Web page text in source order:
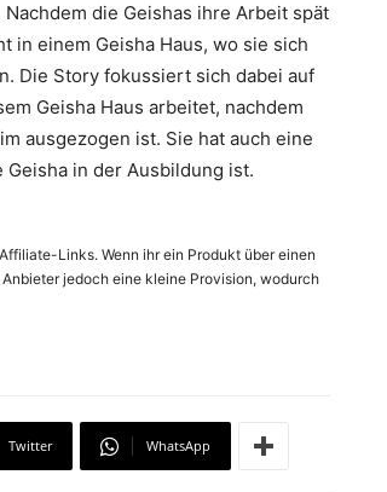
die Geishas ihre Arbeit spät
in einem Geisha Haus, wo sie sich
Die Story fokussiert sich dabei auf
Geisha Haus arbeitet, nachdem
ausgezogen ist. Sie hat auch eine
in der Ausbildung ist.
Links. Wenn ihr ein Produkt über einen
jedoch eine kleine Provision, wodurch
Twitter WhatsApp